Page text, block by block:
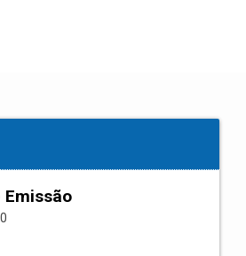
Emissão